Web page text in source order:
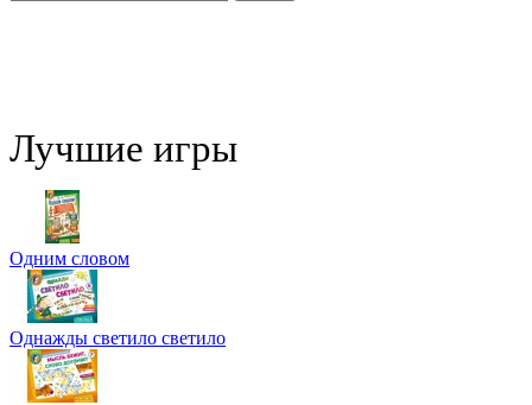
Лучшие игры
Одним словом
Однажды светило светило